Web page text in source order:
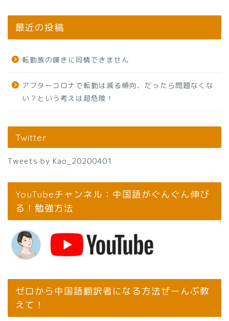
最近の投稿
転勤族の嘆きに同情できません
アフターコロナで転勤は減る傾向、だったら問題なくな
い？という考えは超危険！
Twitter
Tweets by Kao_20200401
YouTubeチャンネル：中国語がぐんぐん伸び
る！勉強方法
ゼロから中国語翻訳者になる方法ぜーんぶ教
えて！